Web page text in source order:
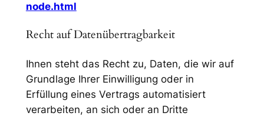
node.html
Recht auf Datenübertragbarkeit
Ihnen steht das Recht zu, Daten, die wir auf
Grundlage Ihrer Einwilligung oder in
Erfüllung eines Vertrags automatisiert
verarbeiten, an sich oder an Dritte